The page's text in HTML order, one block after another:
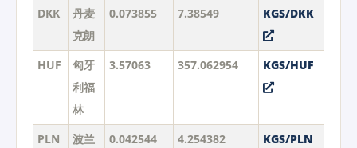
DKK
丹麦
克朗
0.073855 7.38549 KGS/DKK
HUF
匈牙
利福
林
3.57063 357.062954 KGS/HUF
PLN
波兰
0.042544 4.254382 KGS/PLN